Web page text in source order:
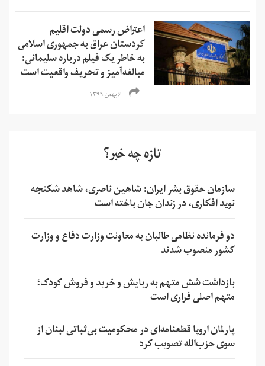
اعتراض رسمی دولت اقلیم
کردستان عراق به جمهوری اسلامی
به خاطر یک فیلم درباره سلیمانی:
مبالغه‌آمیز و تحریف واقعیت است
۶ بهمن ۱۳۹۹
تازه چه خبر؟
سازمان حقوق بشر ایران: شاهین ناصری، شاهد شکنجه
نوید افکاری، در زندان جان باخته است
دو فرمانده نظامی طالبان به معاونت وزارت دفاع و وزارت
کشور منصوب شدند
بازداشت شش متهم به ربایش و خرید و فروش کودک؛
متهم اصلی فراری است
پارلمان اروپا قطعنامه‌ای در محکومیت بی‌ثباتی لبنان از
سوی حزب‌الله تصویب کرد